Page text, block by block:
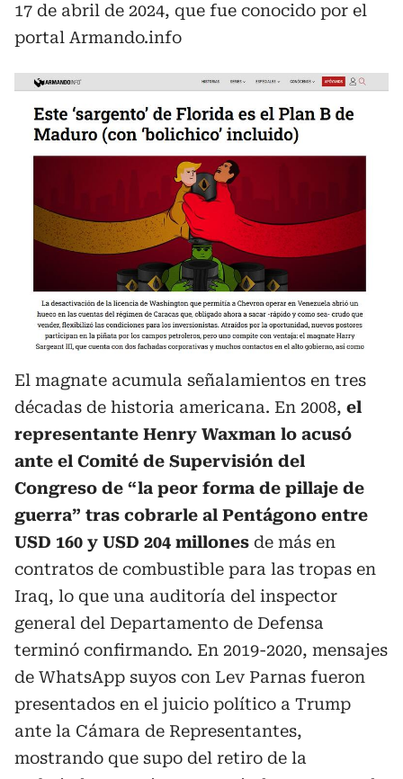
17 de abril de 2024, que fue conocido por el
portal Armando.info
El magnate acumula señalamientos en tres
décadas de historia americana. En 2008, el
representante Henry Waxman lo acusó
ante el Comité de Supervisión del
Congreso de “la peor forma de pillaje de
guerra” tras cobrarle al Pentágono entre
USD 160 y USD 204 millones de más en
contratos de combustible para las tropas en
Iraq, lo que una auditoría del inspector
general del Departamento de Defensa
terminó confirmando. En 2019-2020, mensajes
de WhatsApp suyos con Lev Parnas fueron
presentados en el juicio político a Trump
ante la Cámara de Representantes,
mostrando que supo del retiro de la